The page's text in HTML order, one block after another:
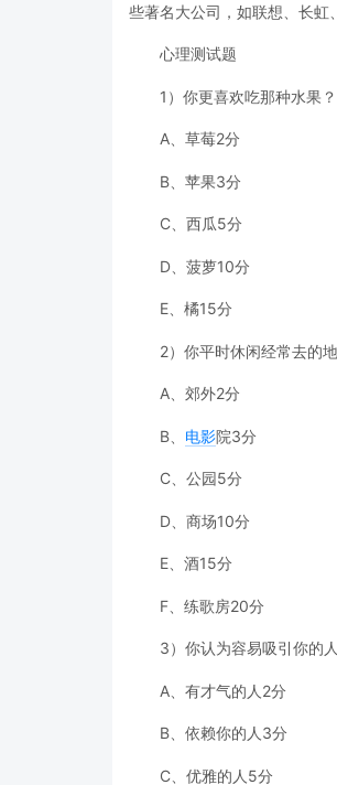
些著名大公司，如联想、长虹
心理测试题
1）你更喜欢吃那种水果？
A、草莓2分
B、苹果3分
C、西瓜5分
D、菠萝10分
E、橘15分
2）你平时休闲经常去的
A、郊外2分
B、 电影院3分
C、公园5分
D、商场10分
E、酒15分
F、练歌房20分
3）你认为容易吸引你的
A、有才气的人2分
B、依赖你的人3分
C、优雅的人5分